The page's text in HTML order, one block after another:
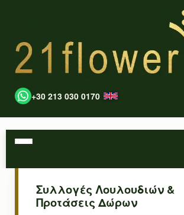
+30 213 030 0170
Συλλογές Λουλουδιών &
Προτάσεις Δώρων